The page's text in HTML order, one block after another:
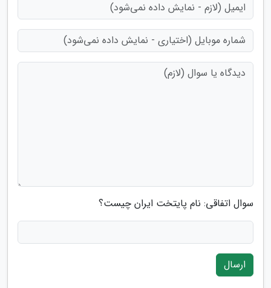
سوال اتفاقی: نام پایتخت ایران چیست؟
ارسال